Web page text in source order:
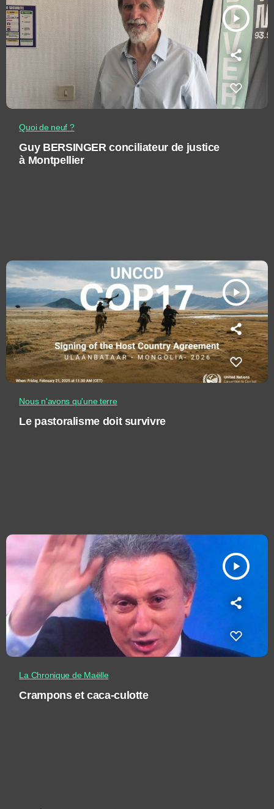
play_arrow
Quoi de neuf ?
Guy BERSINGER conciliateur de justice
à Montpellier
play_arrow
Nous n'avons qu'une terre
Le pastoralisme doit survivre
play_arrow
La Chronique de Maëlle
Crampons et caca-culotte